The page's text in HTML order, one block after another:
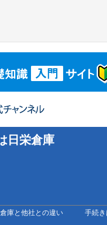
日栄倉庫
庫と他社との違い 手続